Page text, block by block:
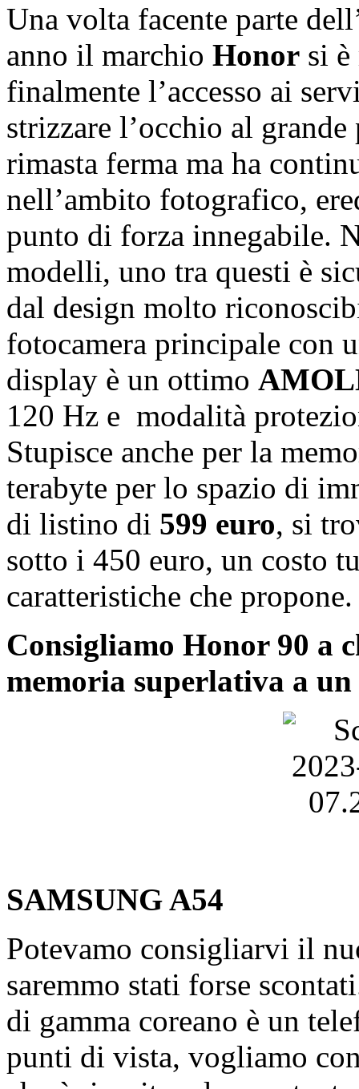
Una volta facente parte
anno il marchio Honor si
finalmente l’accesso ai
strizzare l’occhio al
rimasta ferma ma ha
nell’ambito fotografico,
punto di forza innegabile.
modelli, uno tra questi è
dal design molto
fotocamera principale con
display è un ottimo
120 Hz e modalità
Stupisce anche per la
terabyte per lo spazio di
di listino di 599 euro, si
sotto i 450 euro, un costo
caratteristiche che propone.
Consigliamo Honor 90 a
memoria superlativa a
SAMSUNG A54
Potevamo consigliarvi il
saremmo stati forse
di gamma coreano è un
punti di vista, vogliamo